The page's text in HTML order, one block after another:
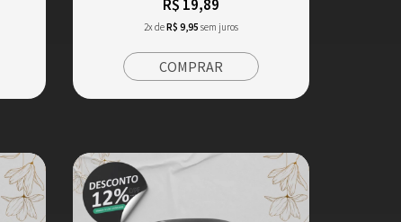
R$ 19,89
2x deR$ 9,95 sem juros
COMPRAR